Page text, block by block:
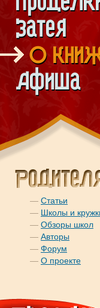
— Статьи
— Школы и
— Обзоры школ
— Авторы
— Форум
— О проекте